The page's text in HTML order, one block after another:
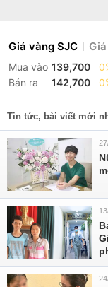
Giá vàng SJC
Mua vào 139,700
Bán ra
142,700
Tin tức, bài viết mới